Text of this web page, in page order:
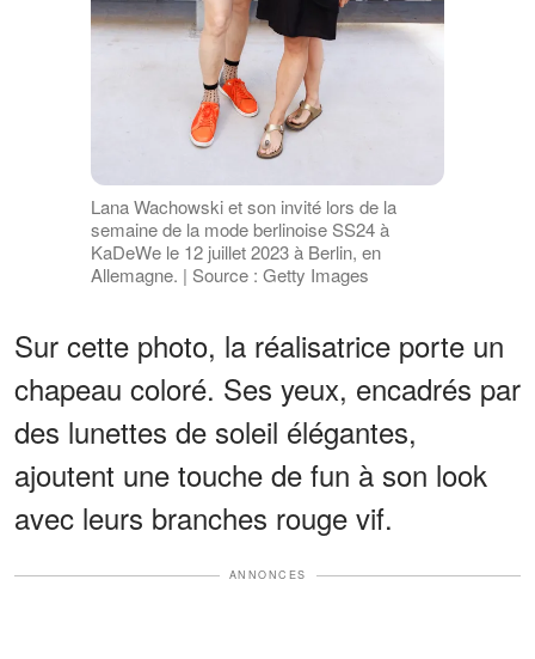
Lana Wachowski et son invité lors de la
semaine de la mode berlinoise SS24 à
KaDeWe le 12 juillet 2023 à Berlin, en
Allemagne. | Source : Getty Images
Sur cette photo, la réalisatrice porte un
chapeau coloré. Ses yeux, encadrés par
des lunettes de soleil élégantes,
ajoutent une touche de fun à son look
avec leurs branches rouge vif.
ANNONCES